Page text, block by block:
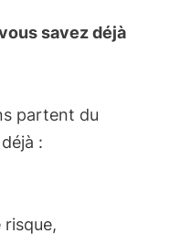
savez déjà
partent du
:
risque,